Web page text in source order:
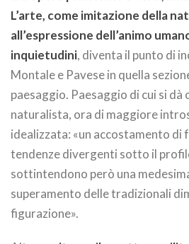
L’arte, come imitazione della
all’espressione dell’animo
inquietudini, diventa il punto di
Montale e Pavese in quella
paesaggio. Paesaggio di cui si dà
naturalista, ora di maggiore
idealizzata: «un accostamento
tendenze divergenti sotto il
sottintendono però una
superamento delle tradizionali
figurazione».